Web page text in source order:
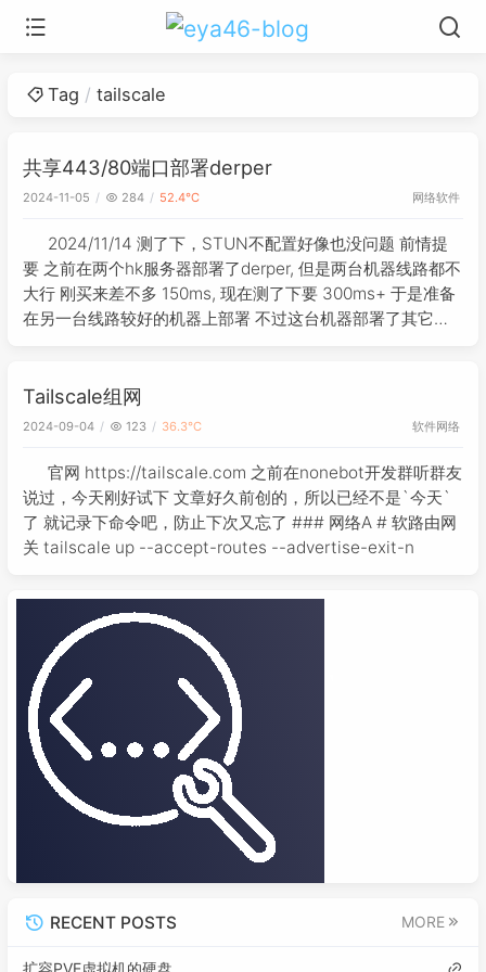
Tag tailscale
共享443/80端口部署derper
2024-11-05 284 52.4℃ 网络软件
2024/11/14 测了下，STUN不配置好像也没问题 前情提
要 之前在两个hk服务器部署了derper, 但是两台机器线路都不
大行 刚买来差不多 150ms, 现在测了下要 300ms+ 于是准备
在另一台线路较好的机器上部署 不过这台机器部署了其它网
Tailscale组网
2024-09-04 123 36.3℃ 软件网络
官网 https://tailscale.com 之前在nonebot开发群听群友
说过，今天刚好试下 文章好久前创的，所以已经不是`今天`
了 就记录下命令吧，防止下次又忘了 ### 网络A # 软路由网
关 tailscale up --accept-routes --advertise-exit-n
RECENT POSTS MORE
扩容PVE虚拟机的硬盘